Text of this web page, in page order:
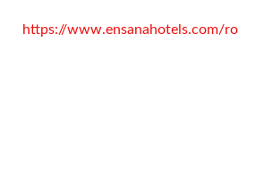
https://www.ensanahotels.com/ro